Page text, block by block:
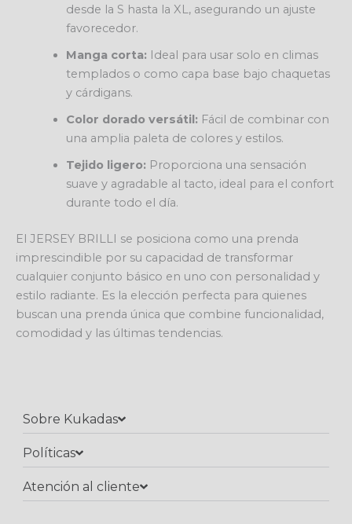
desde la S hasta la XL, asegurando un ajuste
favorecedor.
Manga corta: Ideal para usar solo en climas
templados o como capa base bajo chaquetas
y cárdigans.
Color dorado versátil: Fácil de combinar con
una amplia paleta de colores y estilos.
Tejido ligero: Proporciona una sensación
suave y agradable al tacto, ideal para el confort
durante todo el día.
El JERSEY BRILLI se posiciona como una prenda
imprescindible por su capacidad de transformar
cualquier conjunto básico en uno con personalidad y
estilo radiante. Es la elección perfecta para quienes
buscan una prenda única que combine funcionalidad,
comodidad y las últimas tendencias.
Sobre Kukadas
Políticas
Atención al cliente​